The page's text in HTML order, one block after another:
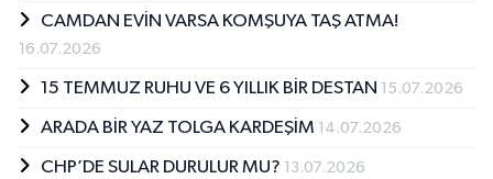
Gazetesi’ne döndüm. Ancak aynı yıl Haziran
CAMDAN EVİN VARSA KOMŞUYA TAŞ ATMA!
16.07.2026
15 TEMMUZ RUHU VE 6 YILLIK BİR DESTAN 15.07.2026
ARADA BİR YAZ TOLGA KARDEŞİM 14.07.2026
CHP’DE SULAR DURULUR MU? 13.07.2026